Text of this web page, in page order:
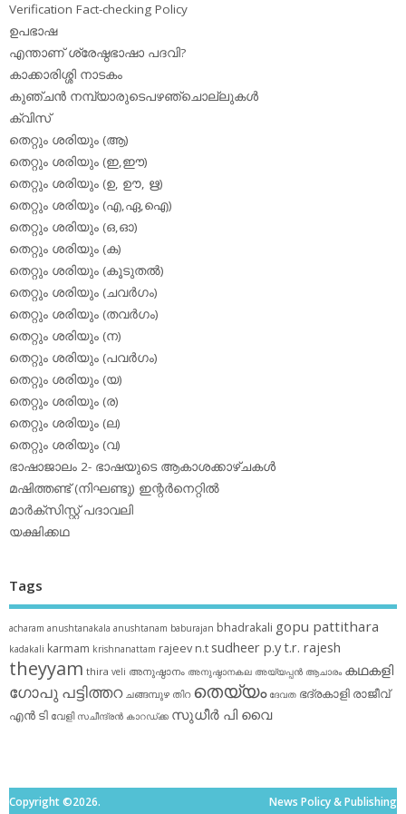
Verification Fact-checking Policy
ഉപഭാഷ
എന്താണ് ശ്രേഷ്ഠഭാഷാ പദവി?
കാക്കാരിശ്ശി നാടകം
കുഞ്ചന്‍ നമ്പ്യാരുടെപഴഞ്ചൊല്ലുകള്‍
ക്വിസ്
തെറ്റും ശരിയും (ആ)
തെറ്റും ശരിയും (ഇ,ഈ)
തെറ്റും ശരിയും (ഉ, ഊ, ഋ)
തെറ്റും ശരിയും (എ,ഏ,ഐ)
തെറ്റും ശരിയും (ഒ,ഓ)
തെറ്റും ശരിയും (ക)
തെറ്റും ശരിയും (കൂടുതല്‍)
തെറ്റും ശരിയും (ചവര്‍ഗം)
തെറ്റും ശരിയും (തവര്‍ഗം)
തെറ്റും ശരിയും (ന)
തെറ്റും ശരിയും (പവര്‍ഗം)
തെറ്റും ശരിയും (യ)
തെറ്റും ശരിയും (ര)
തെറ്റും ശരിയും (ല)
തെറ്റും ശരിയും (വ)
ഭാഷാജാലം 2- ഭാഷയുടെ ആകാശക്കാഴ്ചകള്‍
മഷിത്തണ്ട് (നിഘണ്ടു) ഇന്റര്‍നെറ്റില്‍
മാര്‍ക്‌സിസ്റ്റ് പദാവലി
യക്ഷിക്കഥ
Tags
acharam anushtanakala anushtanam baburajan bhadrakali gopu pattithara
kadakali karmam krishnanattam rajeev n.t sudheer p.yt.r. rajesh
theyyam thira veli അനുഷ്ഠാനം അനുഷ്ഠാനകല അയ്യപ്പന്‍ ആചാരം കഥകളി
ഗോപു പട്ടിത്തറ ചങ്ങമ്പുഴ തിറ തെയ്യം ദേവത ഭദ്രകാളി രാജീവ്
എൻ ടി വേളി സചീന്ദ്രന്‍ കാറഡ്ക്ക സുധീര്‍ പി വൈ
Copyright ©2026.
News Policy & Publishing